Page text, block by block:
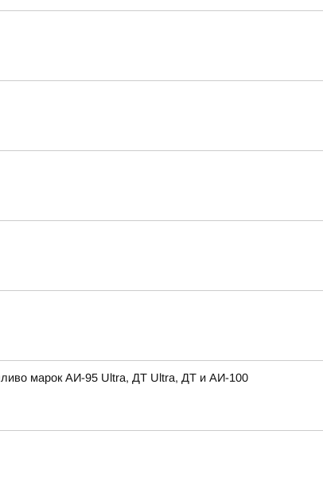
марок АИ-95 Ultra, ДТ Ultra, ДТ и АИ-100